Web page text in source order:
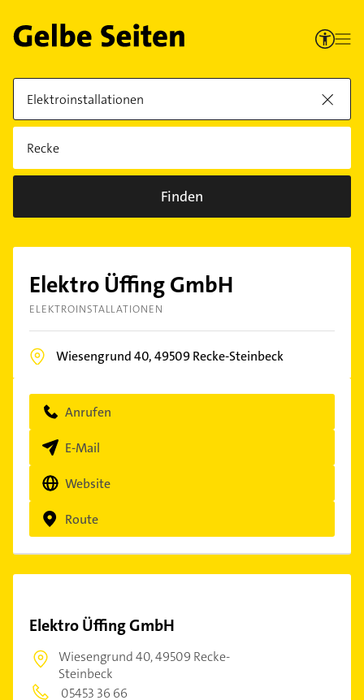
Finden
Elektro Üffing GmbH
ELEKTROINSTALLATIONEN
Wiesengrund 40,49509Recke-Steinbeck
Anrufen
E-Mail
Website
Route
Elektro Üffing GmbH
Wiesengrund 40,49509 Recke-
Steinbeck
05453 36 66